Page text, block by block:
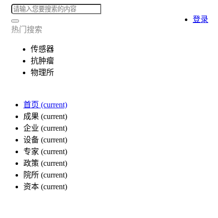
热门搜索
传感器
抗肿瘤
物理所
首页 (current)
成果 (current)
企业 (current)
设备 (current)
专家 (current)
政策 (current)
院所 (current)
资本 (current)
登录